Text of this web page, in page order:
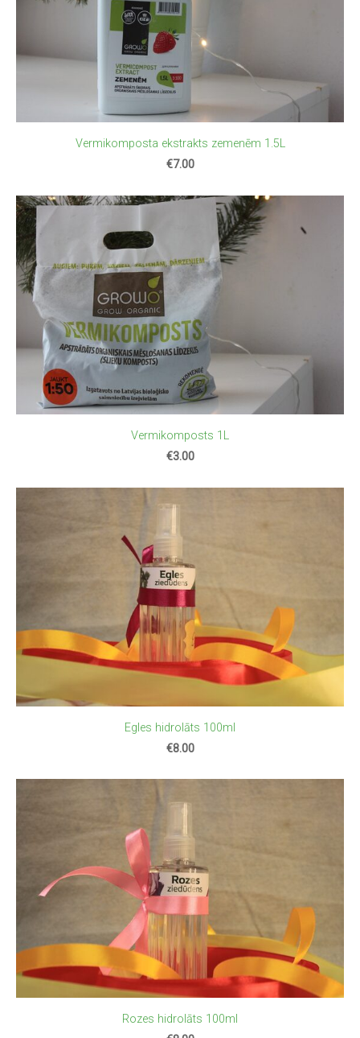
Vermikomposta ekstrakts zemenēm 1.5L
€7.00
Vermikomposts 1L
€3.00
Egles hidrolāts 100ml
€8.00
Rozes hidrolāts 100ml